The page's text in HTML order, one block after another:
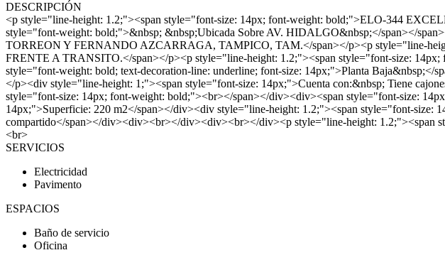
DESCRIPCIÓN
<p style="line-height: 1.2;"><span style="font-size: 14px; font-weight: bold;">ELO-344
style="font-weight: bold;">&nbsp; &nbsp;Ubicada Sobre AV. HIDALGO&nbsp;</span></
TORREON Y FERNANDO AZCARRAGA, TAMPICO, TAM.</span></p><p style="line-
FRENTE A TRANSITO.</span></p><p style="line-height: 1.2;"><span style="font-size:
style="font-weight: bold; text-decoration-line: underline; font-size: 14px;">Planta
</p><div style="line-height: 1;"><span style="font-size: 14px;">Cuenta con:&nbsp; Tiene
style="font-size: 14px; font-weight: bold;"><br></span></div><div><span style="font-size:
14px;">Superficie: 220 m2</span></div><div style="line-height: 1.2;"><span style="font-size:
compartido</span></div><div><br></div><div><br></div><p style="line-height:
<br>
SERVICIOS
Electricidad
Pavimento
ESPACIOS
Baño de servicio
Oficina